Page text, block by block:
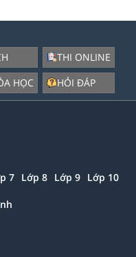
HỌC
THI ONLINE
HỎI ĐÁP
7 Lớp 8 Lớp 9 Lớp 10